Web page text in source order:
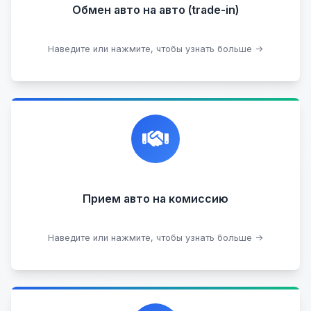
Обмен авто на авто (trade-in)
Наведите или нажмите, чтобы узнать больше →
Подобрать авто
Прием авто на комиссию
Наведите или нажмите, чтобы узнать больше →
Честная и профессиональная экспертиза, реклама,
переговоры с клиентами, подготовка документов,
сопровождение сделки.
Прием битых авто
Оставить на комиссии